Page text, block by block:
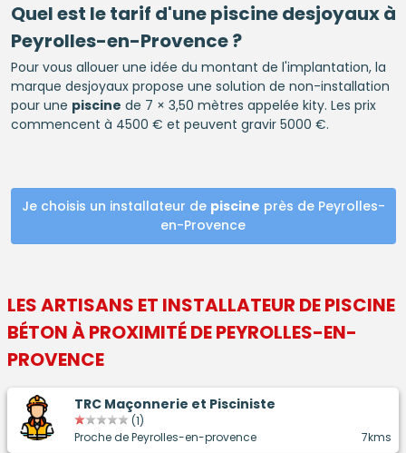
Quel est le tarif d'unepiscinedesjoyaux à
Peyrolles-en-Provence ?
Pour vous allouer une idée du montant de l'implantation, la
marque desjoyaux propose une solution de non-installation
pour une piscine de 7 × 3,50 mètres appelée kity. Les prix
commencent à 4500 € et peuvent gravir 5000 €.
Je choisis un installateur de piscine près de Peyrolles-
en-Provence
LES ARTISANS ET INSTALLATEUR DEPISCINE
BÉTONÀ PROXIMITÉ DE PEYROLLES-EN-
PROVENCE
TRC Maçonnerie et Pisciniste
(1)
Proche de Peyrolles-en-provence
7kms